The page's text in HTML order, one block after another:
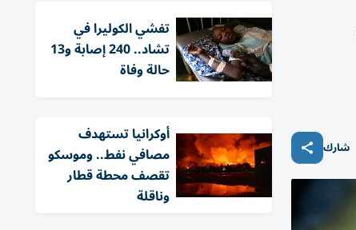
شارك
تفشي الكوليرا في
تشاد.. 240 إصابة و13
حالة وفاة
أوكرانيا تستهدف
مصافي نفط.. وموسكو
تقصف محطة قطار
وناقلة